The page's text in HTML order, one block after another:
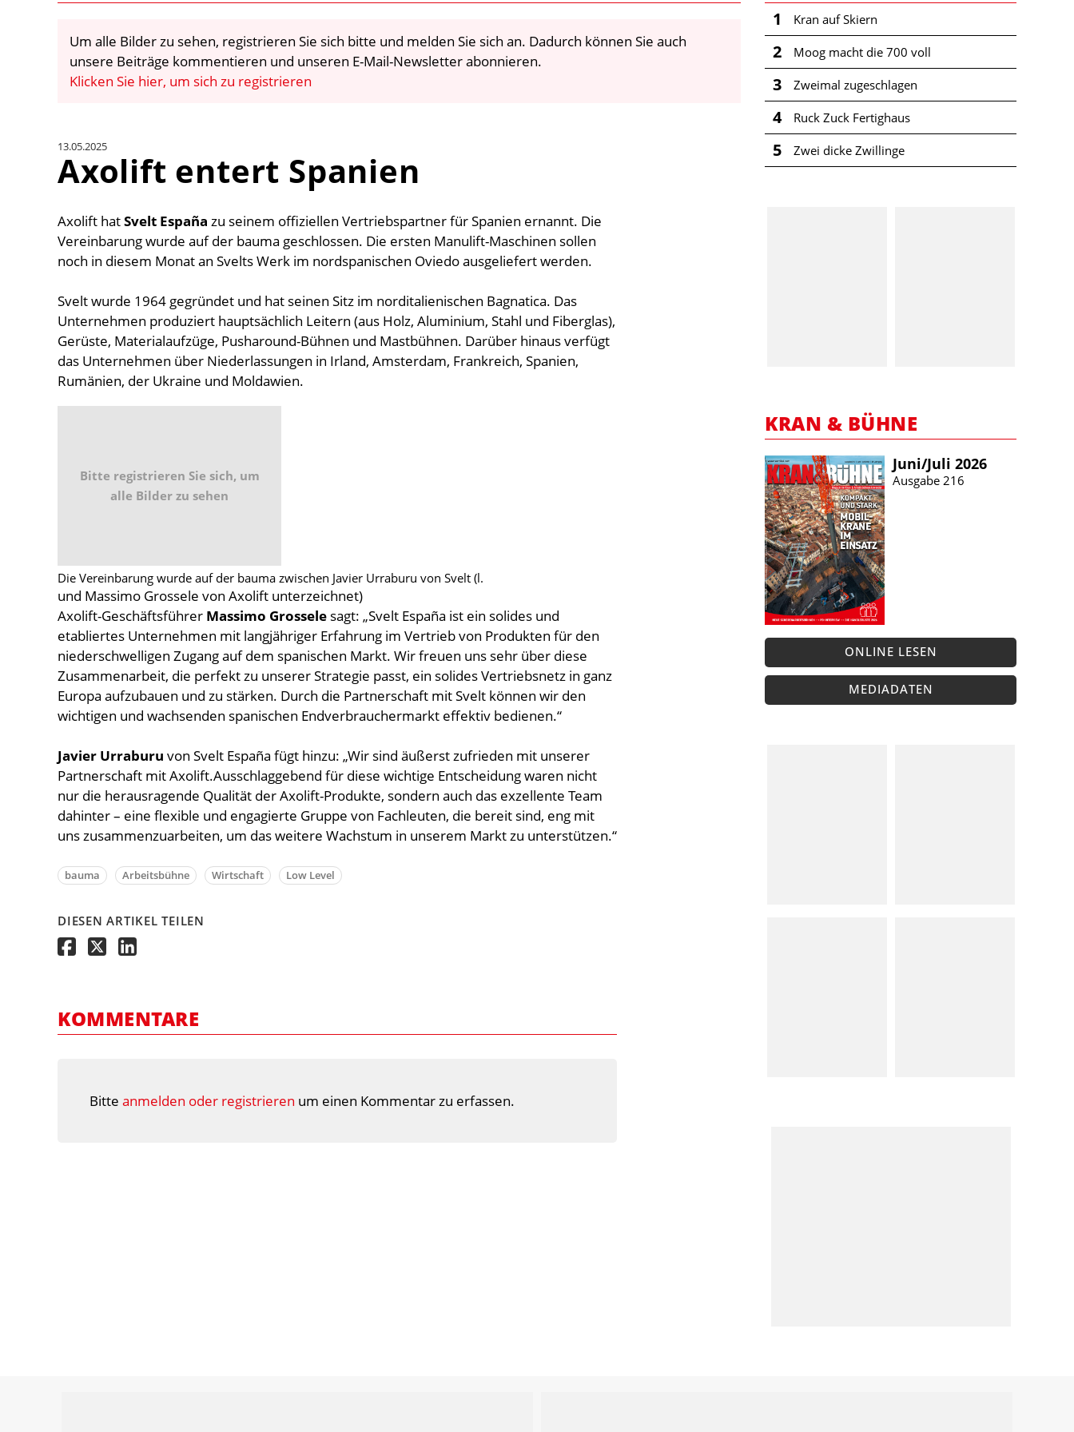
Um alle Bilder zu sehen, registrieren Sie sich bitte und melden Sie sich an. Dadurch können Sie auch
unsere Beiträge kommentieren und unseren E-Mail-Newsletter abonnieren.
Klicken Sie hier, um sich zu registrieren
13.05.2025
Axolift entert Spanien
Axolift hatSvelt España zu seinem offiziellen Vertriebspartner für Spanien ernannt. Die
Vereinbarung wurde auf der bauma geschlossen. Die ersten Manulift-Maschinen sollen
noch in diesem Monat an Svelts Werk im nordspanischen Oviedo ausgeliefert werden.
Svelt wurde 1964 gegründet und hat seinen Sitz im norditalienischen Bagnatica. Das
Unternehmen produziert hauptsächlich Leitern (aus Holz, Aluminium, Stahl und Fiberglas),
Gerüste, Materialaufzüge, Pusharound-Bühnen und Mastbühnen. Darüber hinaus verfügt
das Unternehmen über Niederlassungen in Irland, Amsterdam, Frankreich, Spanien,
Rumänien, der Ukraine und Moldawien.
Bitte registrieren Sie sich, um
alle Bilder zu sehen
Die Vereinbarung wurde auf der bauma zwischen Javier Urraburu von Svelt (l.
und Massimo Grossele von Axolift unterzeichnet)
Axolift-Geschäftsführer Massimo Grossele sagt: „Svelt España ist ein solides und
etabliertes Unternehmen mit langjähriger Erfahrung im Vertrieb von Produkten für den
niederschwelligen Zugang auf dem spanischen Markt. Wir freuen uns sehr über diese
Zusammenarbeit, die perfekt zu unserer Strategie passt, ein solides Vertriebsnetz in ganz
Europa aufzubauen und zu stärken. Durch die Partnerschaft mit Svelt können wir den
wichtigen und wachsenden spanischen Endverbrauchermarkt effektiv bedienen.“
Javier Urraburu von Svelt España fügt hinzu: „Wir sind äußerst zufrieden mit unserer
Partnerschaft mit Axolift.Ausschlaggebend für diese wichtige Entscheidung waren nicht
nur die herausragende Qualität der Axolift-Produkte, sondern auch das exzellente Team
dahinter – eine flexible und engagierte Gruppe von Fachleuten, die bereit sind, eng mit
uns zusammenzuarbeiten, um das weitere Wachstum in unserem Markt zu unterstützen.“
bauma Arbeitsbühne Wirtschaft Low Level
DIESEN ARTIKEL TEILEN
KOMMENTARE
Bitte anmelden oder registrieren um einen Kommentar zu erfassen.
1 Kran auf Skiern
2 Moog macht die 700 voll
3 Zweimal zugeschlagen
4 Ruck Zuck Fertighaus
5 Zwei dicke Zwillinge
KRAN & BÜHNE
Juni/​Juli 2026
Ausgabe 216
ONLINE LESEN
MEDIADATEN